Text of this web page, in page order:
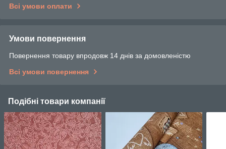
Всі умови оплати
Умови повернення
Повернення товару впродовж 14 днів за домовленістю
Всі умови повернення
Подібні товари компанії